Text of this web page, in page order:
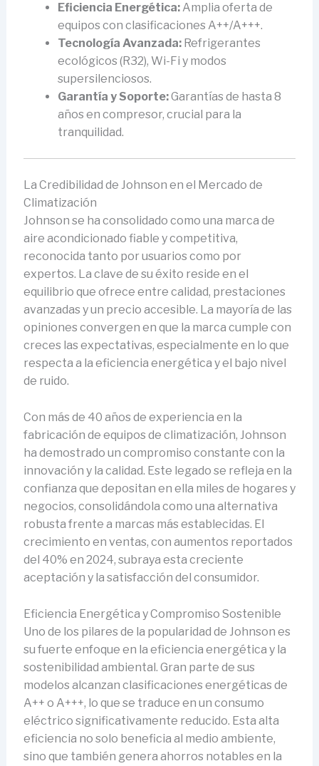
Eficiencia Energética:Amplia oferta de
equipos con clasificaciones A++/A+++.
Tecnología Avanzada:Refrigerantes
ecológicos (R32), Wi-Fi y modos
supersilenciosos.
Garantía y Soporte:Garantías de hasta 8
años en compresor, crucial para la
tranquilidad.
La Credibilidad de Johnson en el Mercado de
Climatización
Johnson se ha consolidado como una marca de
aire acondicionado fiable y competitiva,
reconocida tanto por usuarios como por
expertos. La clave de su éxito reside en el
equilibrio que ofrece entre calidad, prestaciones
avanzadas y un precio accesible. La mayoría de las
opiniones convergen en que la marca cumple con
creces las expectativas, especialmente en lo que
respecta a la eficiencia energética y el bajo nivel
de ruido.
Con más de 40 años de experiencia en la
fabricación de equipos de climatización, Johnson
ha demostrado un compromiso constante con la
innovación y la calidad. Este legado se refleja en la
confianza que depositan en ella miles de hogares y
negocios, consolidándola como una alternativa
robusta frente a marcas más establecidas. El
crecimiento en ventas, con aumentos reportados
del 40% en 2024, subraya esta creciente
aceptación y la satisfacción del consumidor.
Eficiencia Energética y Compromiso Sostenible
Uno de los pilares de la popularidad de Johnson es
su fuerte enfoque en la eficiencia energética y la
sostenibilidad ambiental. Gran parte de sus
modelos alcanzan clasificaciones energéticas de
A++ o A+++, lo que se traduce en un consumo
eléctrico significativamente reducido. Esta alta
eficiencia no solo beneficia al medio ambiente,
sino que también genera ahorros notables en la